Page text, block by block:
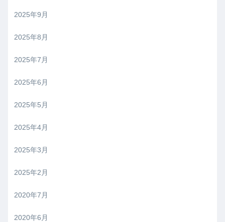
2025年9月
2025年8月
2025年7月
2025年6月
2025年5月
2025年4月
2025年3月
2025年2月
2020年7月
2020年6月